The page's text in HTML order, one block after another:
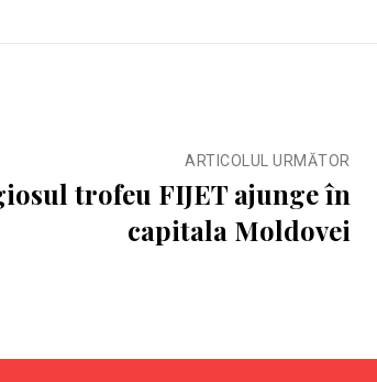
ARTICOLUL URMĂTOR
trofeu FIJET ajunge în
capitala Moldovei